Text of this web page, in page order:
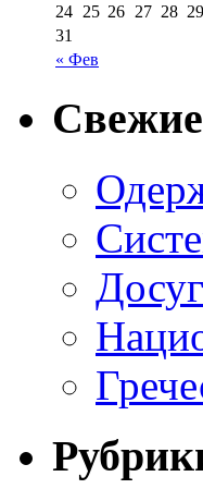
« Фев
24 25 26 27 28 29
31